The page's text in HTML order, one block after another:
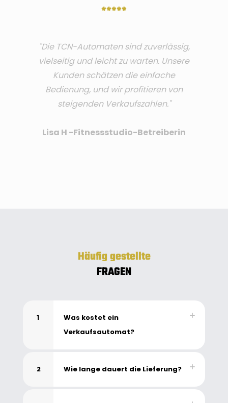
*****
"Die TCN-Automaten sind zuverlässig,
vielseitig und leicht zu warten. Unsere
Kunden schätzen die einfache
Bedienung, und wir profitieren von
steigenden Verkaufszahlen."
Lisa H -Fitnessstudio-Betreiberin
Häufig gestellte
FRAGEN
1
Was kostet ein
Verkaufsautomat?
2 Wie lange dauert die Lieferung?